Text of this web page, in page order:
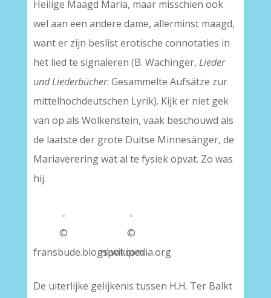
Heilige Maagd Maria, maar misschien ook
wel aan een andere dame, allerminst maagd,
want er zijn beslist erotische connotaties in
het lied te signaleren (B. Wachinger, Lieder
und Liederbücher: Gesammelte Aufsätze zur
mittelhochdeutschen Lyrik). Kijk er niet gek
van op als Wolkenstein, vaak beschouwd als
de laatste der grote Duitse Minnesänger, de
Mariaverering wat al te fysiek opvat. Zo was
hij.
©
fransbude.blogspot.com
©
nl.wikipedia.org
De uiterlijke gelijkenis tussen H.H. Ter Balkt